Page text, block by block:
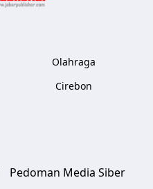
Olahraga
Cirebon
Pedoman Media Siber